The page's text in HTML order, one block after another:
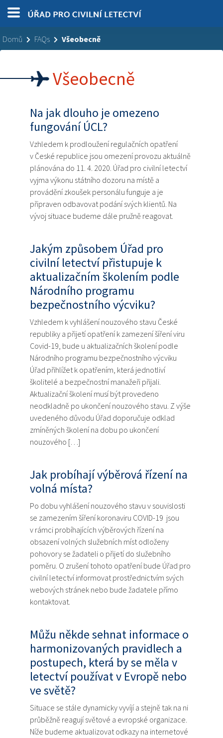
Domů FAQs Všeobecně
Všeobecně
Na jak dlouho je omezeno
fungování ÚCL?
Vzhledem k prodloužení regulačních opatření
v České republice jsou omezení provozu aktuálně
plánována do 11. 4. 2020. Úřad pro civilní letectví
vyjma výkonu státního dozoru na místě a
provádění zkoušek personálu funguje a je
připraven odbavovat podání svých klientů. Na
vývoj situace budeme dále pružně reagovat.
Jakým způsobem Úřad pro
civilní letectví přistupuje k
aktualizačním školením podle
Národního programu
bezpečnostního výcviku?
Vzhledem k vyhlášení nouzového stavu České
republiky a přijetí opatření k zamezení šíření viru
Covid-19, bude u aktualizačních školení podle
Národního programu bezpečnostního výcviku
Úřad přihlížet k opatřením, která jednotliví
školitelé a bezpečnostní manažeři přijali.
Aktualizační školení musí být provedeno
neodkladně po ukončení nouzového stavu. Z výše
uvedeného důvodu Úřad doporučuje odklad
zmíněných školení na dobu po ukončení
nouzového […]
Jak probíhají výběrová řízení na
volná místa?
Po dobu vyhlášení nouzového stavu v souvislosti
se zamezením šíření koronaviru COVID-19 jsou
v rámci probíhajících výběrových řízení na
obsazení volných služebních míst odloženy
pohovory se žadateli o přijetí do služebního
poměru. O zrušení tohoto opatření bude Úřad pro
civilní letectví informovat prostřednictvím svých
webových stránek nebo bude žadatele přímo
kontaktovat.
Můžu někde sehnat informace o
harmonizovaných pravidlech a
postupech, která by se měla v
letectví používat v Evropě nebo
ve světě?
Situace se stále dynamicky vyvíjí a stejně tak na ni
průběžně reagují světové a evropské organizace.
Níže budeme aktualizovat odkazy na internetové